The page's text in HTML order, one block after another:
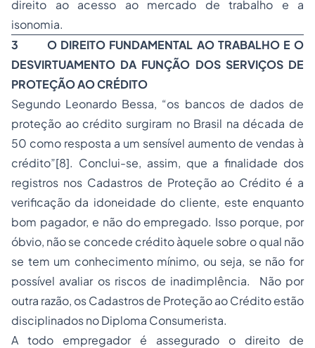
direito ao acesso ao mercado de trabalho e a
isonomia.
3O DIREITO FUNDAMENTAL AO TRABALHO E O
DESVIRTUAMENTO DA FUNÇÃO DOS SERVIÇOS DE
PROTEÇÃO AO CRÉDITO
Segundo Leonardo Bessa, “os bancos de dados de
proteção ao crédito surgiram no Brasil na década de
50 como resposta a um sensível aumento de vendas à
crédito”[8]. Conclui-se, assim, que a finalidade dos
registros nos Cadastros de Proteção ao Crédito é a
verificação da idoneidade do cliente, este enquanto
bom pagador, e não do empregado. Isso porque, por
óbvio, não se concede crédito àquele sobre o qual não
se tem um conhecimento mínimo, ou seja, se não for
possível avaliar os riscos de inadimplência. Não por
outra razão, os Cadastros de Proteção ao Crédito estão
disciplinados no Diploma Consumerista.
A todo empregador é assegurado o direito de